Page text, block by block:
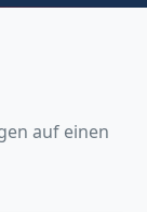
auf einen